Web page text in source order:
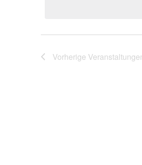
Vorherige